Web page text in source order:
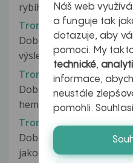
rybího oleje. Oba moji
Trombinový čas
Dobrý den, byla jsem
výsledků nejsem moc
Trombocytémie
Dobrý den, ráda bych se
hematologické ambulance
Trombocytémie a
Dobrý den pane
jako by se mi tvořily
Náš web
a funguje tak
dotazuje, aby
pomoci. My
technické,
informace,
neustále
pomohli.